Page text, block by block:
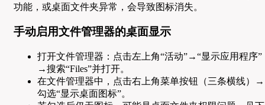
功能，或桌面文件夹异常，会导致图标消失。
手动启用文件管理器的桌面显示
打开文件管理器：点击左上角“活动”→“显示应用程序”
→搜索“Files”并打开。
在文件管理器中，点击右上角菜单按钮（三条横线）→
勾选“显示桌面图标”。